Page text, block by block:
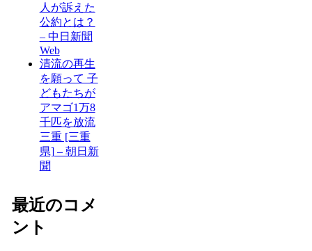
人が訴えた
公約とは？
– 中日新聞
Web
清流の再生
を願って 子
どもたちが
アマゴ1万8
千匹を放流
三重 [三重
県] – 朝日新
聞
最近のコメ
ント